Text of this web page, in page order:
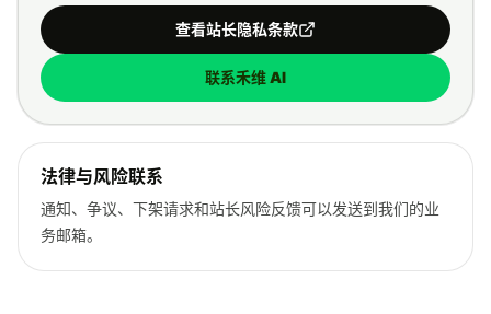
查看站长隐私条款
联系禾维 AI
法律与风险联系
通知、争议、下架请求和站长风险反馈可以发送到我们的业
务邮箱。